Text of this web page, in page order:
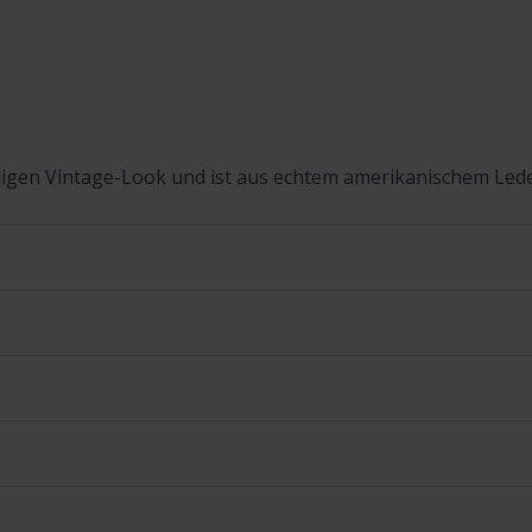
Vintage-Look und ist aus echtem amerikanischem